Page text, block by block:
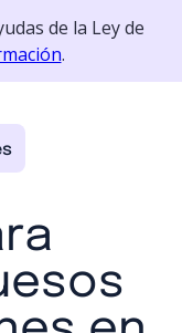
de la Ley de
.